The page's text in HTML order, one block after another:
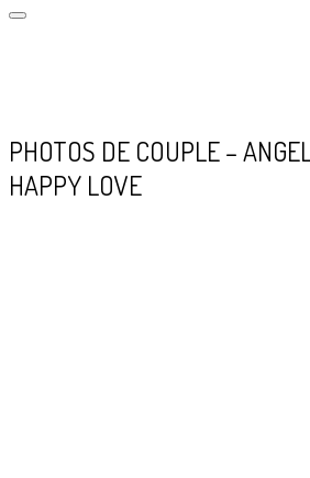
PHOTOS DE COUPLE –
HAPPY LOVE